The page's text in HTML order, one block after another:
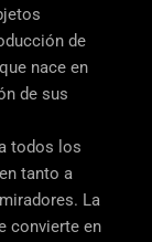
de
nace en
de sus
todos los
tanto a
La
convierte en